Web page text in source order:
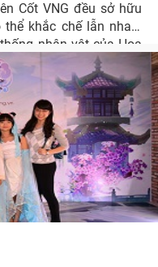
Cốt VNG đều sở hữu
khắc chế lẫn nhau.
nhân vật của Hoa
hóa như thế nào.